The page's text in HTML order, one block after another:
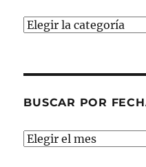
Buscar
BUSCAR POR
Buscar